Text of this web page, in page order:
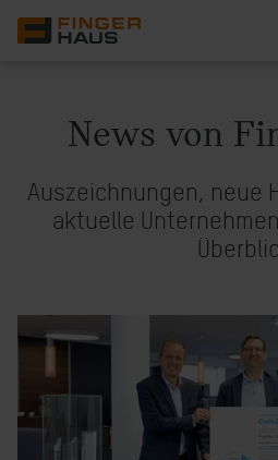
Darum FingerHaus
Förderungen
Glossar
KARRIERE
SERVICES FÜR BAUHERREN
News von
Auszeichnungen, neue
aktuelle